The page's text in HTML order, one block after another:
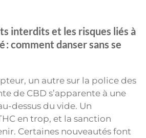
interdits et les risques liés à
: comment danser sans se
un autre sur la police des
de CBD s’apparente à une
dessus du vide. Un
en trop, et la sanction
Certaines nouveautés font